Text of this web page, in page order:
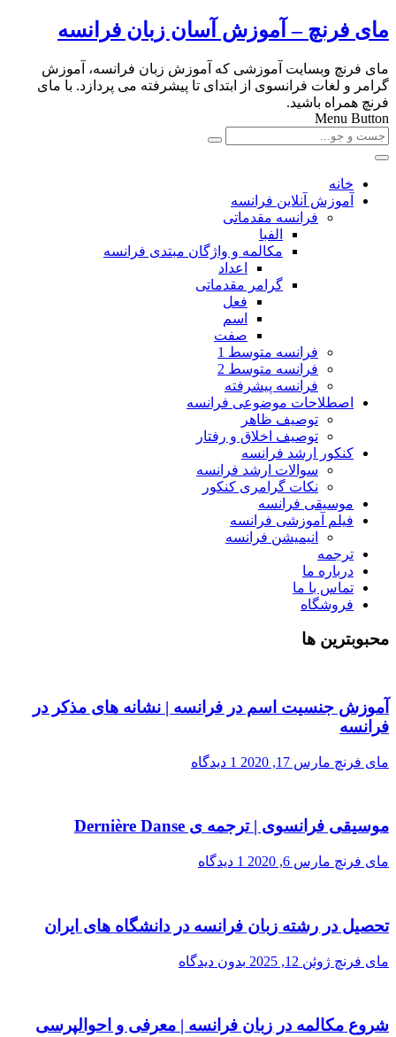
مای فرنچ – آموزش آسان زبان فرانسه
مای فرنچ وبسایت آموزشی که آموزش زبان فرانسه، آموزش
گرامر و لغات فرانسوی از ابتدای تا پیشرفته می پردازد. با مای
فرنچ همراه باشید.
Menu Button
خانه
آموزش آنلاین فرانسه
فرانسه مقدماتی
الفبا
مکالمه و واژگان مبتدی فرانسه
اعداد
گرامر مقدماتی
فعل
اسم
صفت
فرانسه متوسط 1
فرانسه متوسط 2
فرانسه پیشرفته
اصطلاحات موضوعی فرانسه
توصیف ظاهر
توصیف اخلاق و رفتار
کنکور ارشد فرانسه
سوالات ارشد فرانسه
نکات گرامری کنکور
موسیقی فرانسه
فیلم آموزشی فرانسه
انیمیشن فرانسه
ترجمه
درباره ما
تماس با ما
فروشگاه
محبوبترین ها
آموزش جنسیت اسم در فرانسه | نشانه های مذکر در
فرانسه
مای فرنچ مارس 17, 2020 1 دیدگاه
موسیقی فرانسوی | ترجمه ی Dernière Danse
مای فرنچ مارس 6, 2020 1 دیدگاه
تحصیل در رشته زبان فرانسه در دانشگاه های ایران
مای فرنچ ژوئن 12, 2025 بدون دیدگاه
شروع مکالمه در زبان فرانسه | معرفی و احوالپرسی